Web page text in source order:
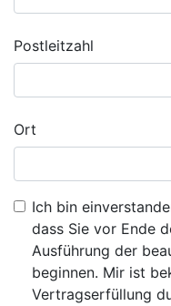
Postleitzahl
Ort
Ich bin
dass Sie vor Ende
Ausführung der
beginnen. Mir ist
Vertragserfüllung